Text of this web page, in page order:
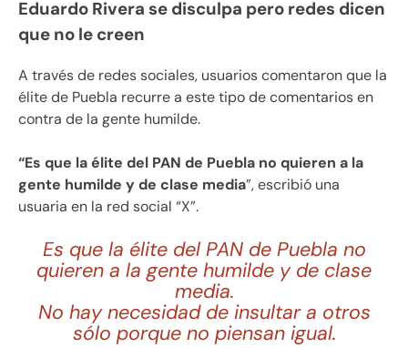
Eduardo Rivera se disculpa pero redes dicen
que no le creen
A través de redes sociales, usuarios comentaron que la
élite de Puebla recurre a este tipo de comentarios en
contra de la gente humilde.
“Es que la élite del PAN de Puebla no quieren a la
gente humilde y de clase media”, escribió una
usuaria en la red social “X”.
Es que la élite del PAN de Puebla no
quieren a la gente humilde y de clase
media.
No hay necesidad de insultar a otros
sólo porque no piensan igual.